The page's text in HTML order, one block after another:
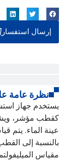
إرسال استفسار
نظرة عامة
يستخدم جهاز
عينة الماء. يتم
مقياس